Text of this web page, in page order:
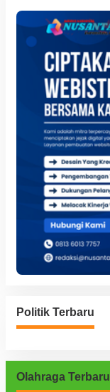
Politik Terbaru
Olahraga Terbaru